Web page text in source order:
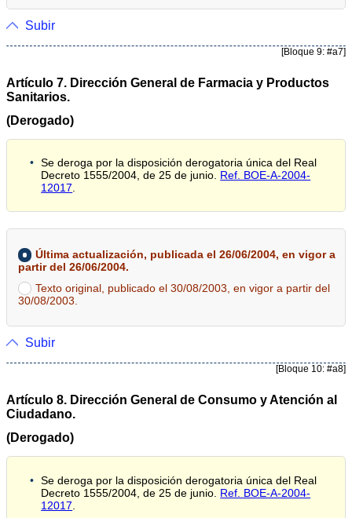
Subir
[Bloque 9: #a7]
Artículo 7. Dirección General de Farmacia y Productos
Sanitarios.
(Derogado)
Se deroga por la disposición derogatoria única del Real
Decreto 1555/2004, de 25 de junio. Ref. BOE-A-2004-
12017.
Última actualización, publicada el 26/06/2004, en vigor a
partir del 26/06/2004.
Texto original, publicado el 30/08/2003, en vigor a partir del
30/08/2003.
Subir
[Bloque 10: #a8]
Artículo 8. Dirección General de Consumo y Atención al
Ciudadano.
(Derogado)
Se deroga por la disposición derogatoria única del Real
Decreto 1555/2004, de 25 de junio. Ref. BOE-A-2004-
12017